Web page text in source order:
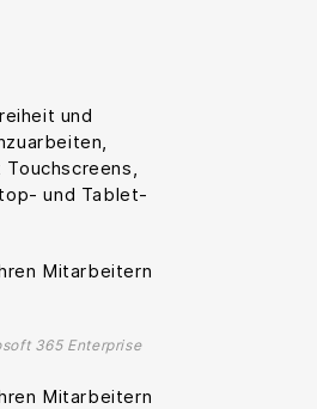
und
und Tablet-
Mitarbeitern
365 Enterprise
Mitarbeitern